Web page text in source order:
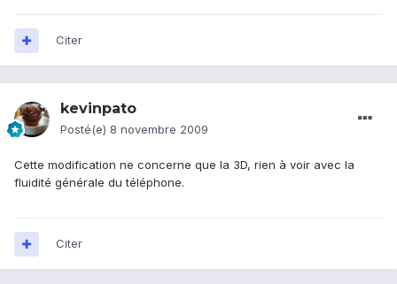
Citer
kevinpato
Posté(e) 8 novembre 2009
Cette modification ne concerne que la 3D, rien à voir avec la
fluidité générale du téléphone.
Citer